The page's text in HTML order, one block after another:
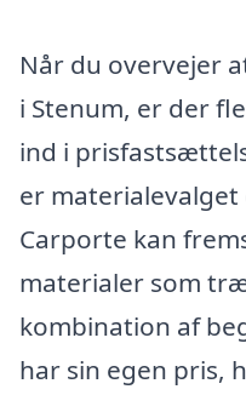
Når du overvejer
i Stenum, er der
ind i
er
Carporte kan
materialer som
kombination af
har sin egen pris,